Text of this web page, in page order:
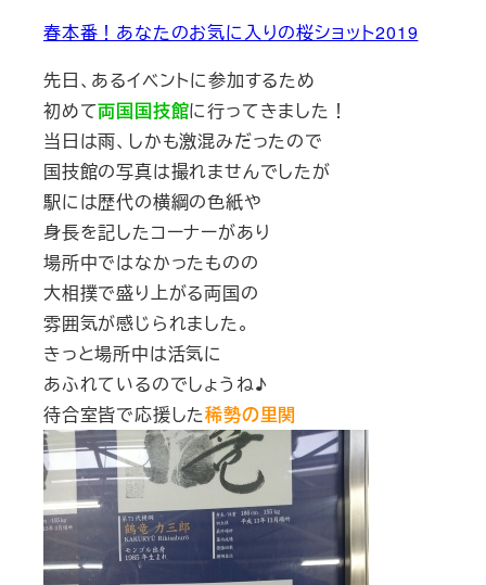
春本番！あなたのお気に入りの桜ショット2019
先日、あるイベントに参加するため
初めて両国国技館に行ってきました！
当日は雨、しかも激混みだったので
国技館の写真は撮れませんでしたが
駅には歴代の横綱の色紙や
身長を記したコーナーがあり
場所中ではなかったものの
大相撲で盛り上がる両国の
雰囲気が感じられました。
きっと場所中は活気に
あふれているのでしょうね♪
待合室皆で応援した稀勢の里関